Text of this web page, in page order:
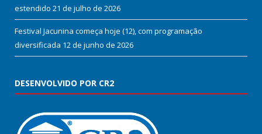
estendido 21 de julho de 2026
Festival Jacunina começa hoje (12), com programação
diversificada 12 de junho de 2026
DESENVOLVIDO POR CR2